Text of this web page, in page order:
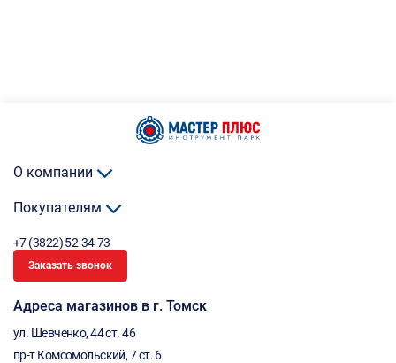
О компании
Покупателям
+7 (3822) 52-34-73
Заказать звонок
Адреса магазинов в г. Томск
ул. Шевченко, 44 ст. 46
пр-т Комсомольский, 7 ст. 6